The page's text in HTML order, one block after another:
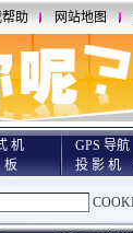
助 网站地图
机
GPS 导航
投 影 机